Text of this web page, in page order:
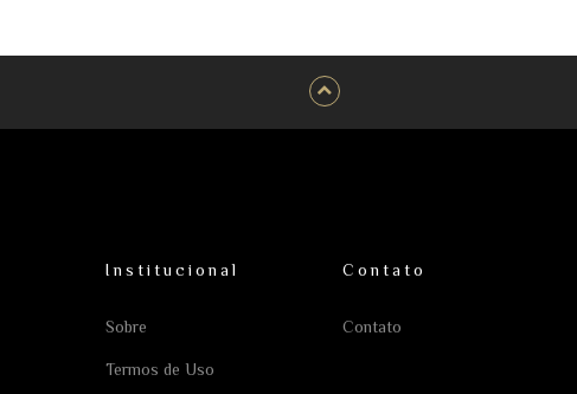
Institucional
Sobre
Termos de Uso
Contato
Contato